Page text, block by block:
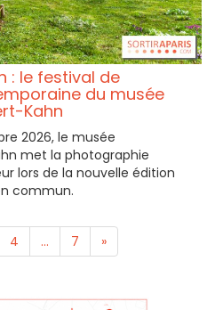
: le festival de
du musée
Kahn
2026, le musée
met la photographie
lors de la nouvelle édition
commun.
4 ... 7 »